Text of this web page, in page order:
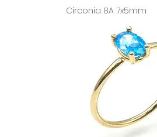
Circonia 8A 7x5mm